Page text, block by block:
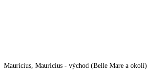
Mauricius, Mauricius - východ (Belle Mare a okolí)